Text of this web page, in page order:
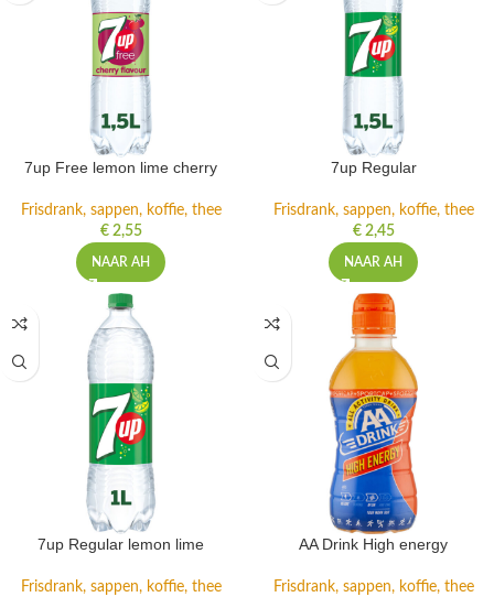
7up Free lemon lime cherry
Frisdrank, sappen, koffie, thee
€2,55
NAAR AH
7up Regular
Frisdrank, sappen, koffie, thee
€2,45
NAAR AH
7up Regular lemon lime
Frisdrank, sappen, koffie, thee
AA Drink High energy
Frisdrank, sappen, koffie, thee